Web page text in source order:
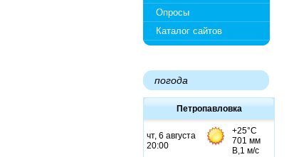
Опросы
Каталог сайтов
погода
Петропавловка